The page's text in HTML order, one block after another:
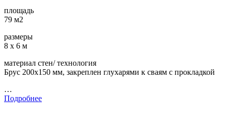
площадь
79 м2
размеры
8 х 6 м
материал стен/ технология
Брус 200х150 мм, закреплен глухарями к сваям с прокладкой
…
Подробнее